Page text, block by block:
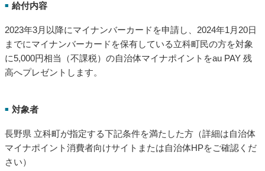
■ 給付内容
2023年3月以降にマイナンバーカードを申請し、2024年1月20日
までにマイナンバーカードを保有している立科町民の方を対象
に5,000円相当（不課税）の自治体マイナポイントをau PAY 残
高へプレゼントします。
■ 対象者
長野県 立科町が指定する下記条件を満たした方（詳細は自治体
マイナポイント消費者向けサイトまたは自治体HPをご確認くだ
さい）